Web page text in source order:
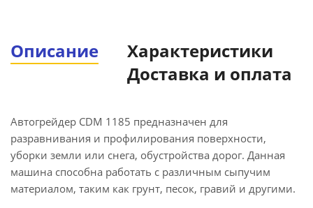
Описание
Характеристики
Доставка и оплата
Автогрейдер CDM 1185 предназначен для
разравнивания и профилирования поверхности,
уборки земли или снега, обустройства дорог. Данная
машина способна работать с различным сыпучим
материалом, таким как грунт, песок, гравий и другими.